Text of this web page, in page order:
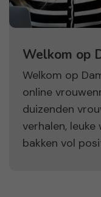
Welkom op
Welkom op
online
duizenden
verhalen,
bakken vol